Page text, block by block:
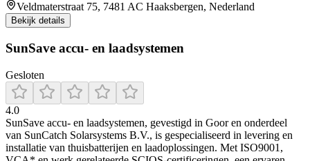
Veldmaterstraat 75, 7481 AC Haaksbergen, Nederland
Bekijk details
SunSave accu- en laadsystemen
Gesloten
4.0
SunSave accu‑ en laadsystemen, gevestigd in Goor en onderdeel
van SunCatch Solarsystems B.V., is gespecialiseerd in levering en
installatie van thuisbatterijen en laadoplossingen. Met ISO9001,